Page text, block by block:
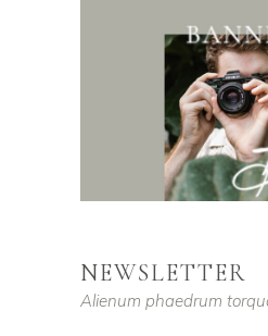
NEWSLETTER
Alienum phaedrum